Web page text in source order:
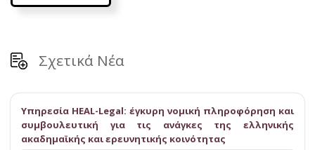
Σχετικά Νέα
Υπηρεσία HEAL-Legal: έγκυρη νομική πληροφόρηση και
συμβουλευτική για τις ανάγκες της ελληνικής
ακαδημαϊκής και ερευνητικής κοινότητας